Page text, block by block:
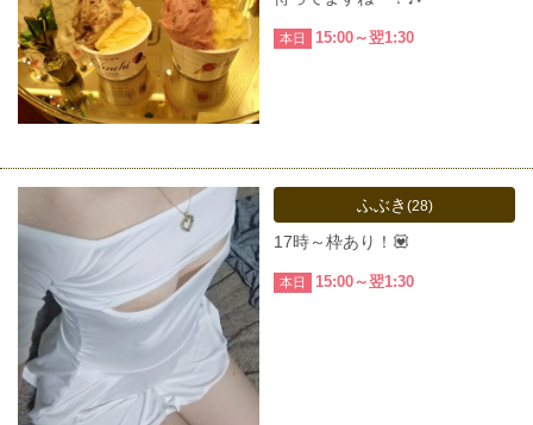
本日 15:00～翌1:30
ふぶき (28)
17時～枠あり！💟
本日 15:00～翌1:30